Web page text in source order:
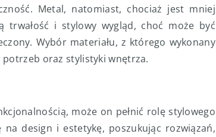
Metal, natomiast, chociaż jest mniej
trwałość i stylowy wygląd, choć może być
Wybór materiału, z którego wykonany
oraz stylistyki wnętrza.
może on pełnić rolę stylowego
design i estetykę, poszukując rozwiązań,